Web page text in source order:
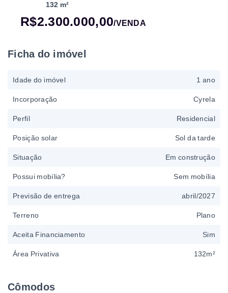
132 m²
R$2.300.000,00/VENDA
Cômodos
Ficha do imóvel
Idade do imóvel 1 ano
Incorporação Cyrela
Perfil Residencial
Posição solar Sol da tarde
Situação Em construção
Possui mobília? Sem mobília
Previsão de entrega abril/2027
Terreno Plano
Aceita Financiamento Sim
Área Privativa 132m²